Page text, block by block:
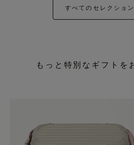
すべてのセレクショ
もっと特別なギフトを